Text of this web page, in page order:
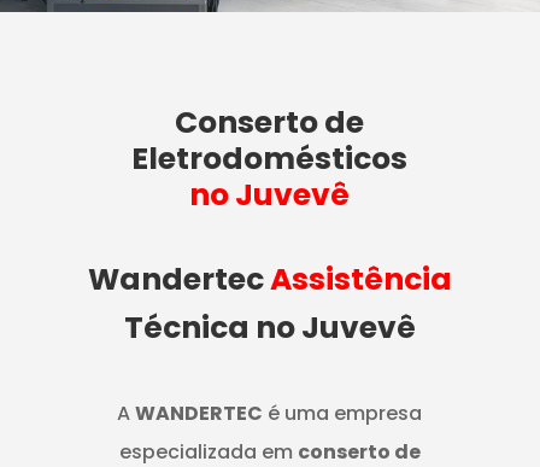
Conserto de
Eletrodomésticos
no Juvevê
WandertecAssistência
Técnica no Juvevê
AWANDERTEC é uma empresa
especializada em conserto de